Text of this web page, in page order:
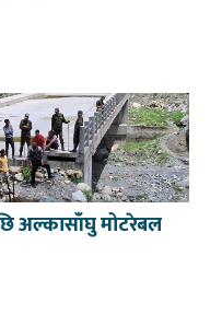
अल्कासाँघु मोटरेबल